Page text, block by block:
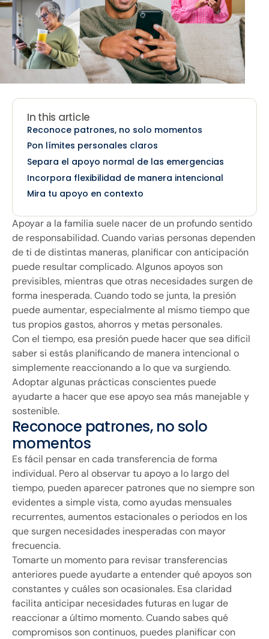
In this article
Reconoce patrones, no solo momentos
Pon límites personales claros
Separa el apoyo normal de las emergencias
Incorpora flexibilidad de manera intencional
Mira tu apoyo en contexto
Apoyar a la familia suele nacer de un profundo sentido
de responsabilidad. Cuando varias personas dependen
de ti de distintas maneras, planificar con anticipación
puede resultar complicado. Algunos apoyos son
previsibles, mientras que otras necesidades surgen de
forma inesperada. Cuando todo se junta, la presión
puede aumentar, especialmente al mismo tiempo que
tus propios gastos, ahorros y metas personales.
Con el tiempo, esa presión puede hacer que sea difícil
saber si estás planificando de manera intencional o
simplemente reaccionando a lo que va surgiendo.
Adoptar algunas prácticas conscientes puede
ayudarte a hacer que ese apoyo sea más manejable y
sostenible.
Reconoce patrones, no solo
momentos
Es fácil pensar en cada transferencia de forma
individual. Pero al observar tu apoyo a lo largo del
tiempo, pueden aparecer patrones que no siempre son
evidentes a simple vista, como ayudas mensuales
recurrentes, aumentos estacionales o periodos en los
que surgen necesidades inesperadas con mayor
frecuencia.
Tomarte un momento para revisar transferencias
anteriores puede ayudarte a entender qué apoyos son
constantes y cuáles son ocasionales. Esa claridad
facilita anticipar necesidades futuras en lugar de
reaccionar a último momento. Cuando sabes qué
compromisos son continuos, puedes planificar con